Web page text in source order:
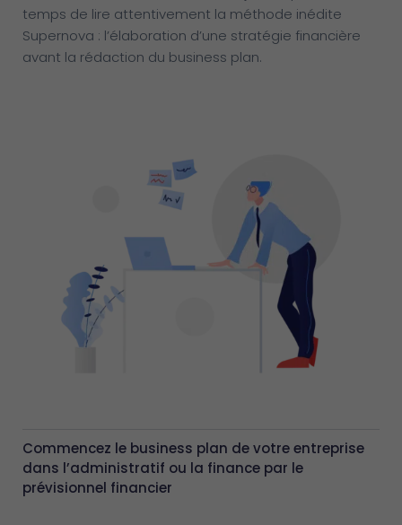
temps de lire attentivement la méthode inédite
Supernova : l’élaboration d’une stratégie financière
avant la rédaction du business plan.
Commencez le business plan de votre entreprise
dans l’administratif ou la finance par le
prévisionnel financier